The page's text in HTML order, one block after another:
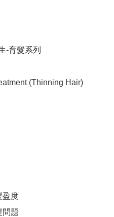
-育髮系列
(Thinning Hair)
盈度
問題